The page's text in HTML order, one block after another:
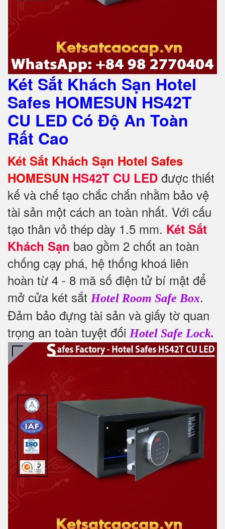
Két Sắt Khách Sạn Hotel
Safes HOMESUN HS42T
CU LED Có Độ An Toàn
Rất Cao
Két Sắt Khách Sạn Hotel Safes
HOMESUN HS42T CU LED được thiết
kế và chế tạo chắc chắn nhằm bảo vệ
tài sản một cách an toàn nhất. Với cấu
tạo thân vỏ thép dày 1.5 mm. Két Sắt
Khách Sạn bao gồm 2 chốt an toàn
chống cạy phá, hệ thống khoá liên
hoàn từ 4 - 8 mã số điện tử bí mật để
mở cửa két sắt Hotel Room Safe Box.
Đảm bảo đựng tài sản và giấy tờ quan
trọng an toàn tuyệt đối Hotel Safe Lock.